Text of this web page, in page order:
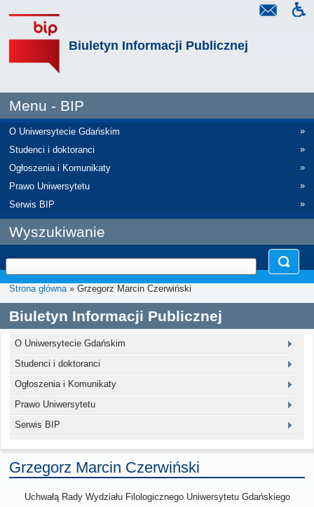
Biuletyn Informacji Publicznej
Menu - BIP
O Uniwersytecie Gdańskim
»
Studenci i doktoranci
»
Ogłoszenia i Komunikaty
»
Prawo Uniwersytetu
»
Serwis BIP
»
Wyszukiwanie
Strona główna» Grzegorz Marcin Czerwiński
Biuletyn Informacji Publicznej
O Uniwersytecie Gdańskim
Studenci i doktoranci
Ogłoszenia i Komunikaty
Prawo Uniwersytetu
Serwis BIP
Grzegorz Marcin Czerwiński
Uchwałą Rady Wydziału Filologicznego Uniwersytetu Gdańskiego